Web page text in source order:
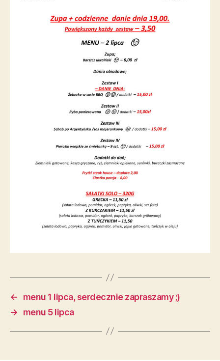
←
menu 1 lipca, serdecznie zapraszamy ;)
→
menu 5 lipca